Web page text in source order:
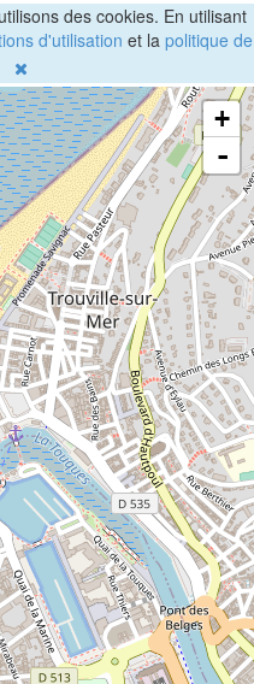
des cookies. En utilisant
d'utilisation et la politique de
+
-